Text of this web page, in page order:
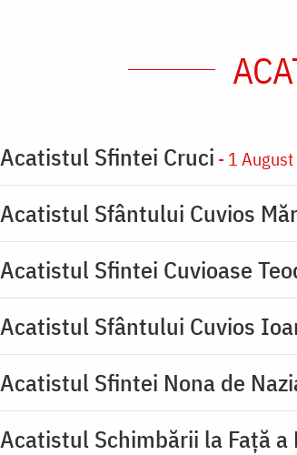
Acatistul Sfintei Cruci - 1 August
Acatistul Sfântului Cuvios
Acatistul Sfintei Cuvioase
Acatistul Sfântului Cuvios
Acatistul Sfintei Nona de
Acatistul Schimbării la Faţă